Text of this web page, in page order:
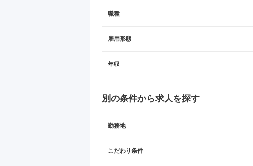
職種
雇用形態
年収
別の条件から求人を探す
勤務地
こだわり条件